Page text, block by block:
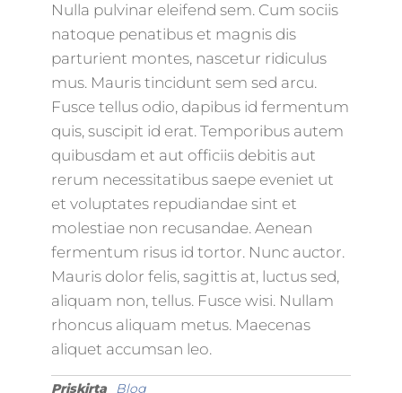
Nulla pulvinar eleifend sem. Cum sociis
natoque penatibus et magnis dis
parturient montes, nascetur ridiculus
mus. Mauris tincidunt sem sed arcu.
Fusce tellus odio, dapibus id fermentum
quis, suscipit id erat. Temporibus autem
quibusdam et aut officiis debitis aut
rerum necessitatibus saepe eveniet ut
et voluptates repudiandae sint et
molestiae non recusandae. Aenean
fermentum risus id tortor. Nunc auctor.
Mauris dolor felis, sagittis at, luctus sed,
aliquam non, tellus. Fusce wisi. Nullam
rhoncus aliquam metus. Maecenas
aliquet accumsan leo.
Priskirta Blog